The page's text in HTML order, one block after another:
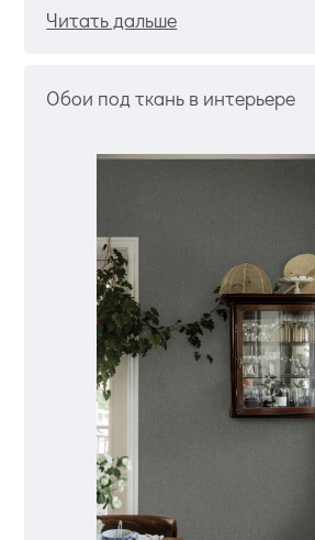
Читать дальше
Обои под ткань в интерьере